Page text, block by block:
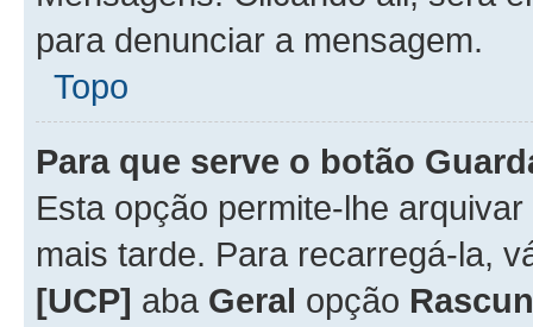
para denunciar a mensagem.
Topo
Para que serve o botão
Esta opção permite-lhe
mais tarde. Para recarregá-la,
[UCP] aba Geral opção